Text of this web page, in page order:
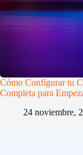
Cómo Configurar tu
Completa para
24 noviembre,